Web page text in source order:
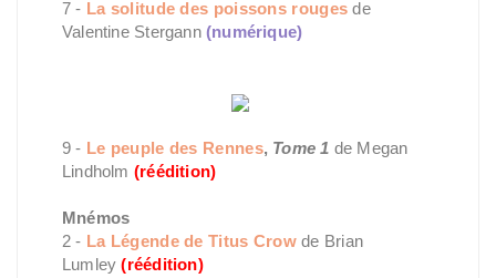
7 - La solitude des poissons rouges de
Valentine Stergann (numérique)
9 - Le peuple des Rennes, Tome 1 de Megan
Lindholm (réédition)
Mnémos
2 - La Légende de Titus Crow de Brian
Lumley(réédition)